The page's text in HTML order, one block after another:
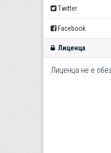
Twitter
Facebook
Лиценца
Лиценца не е